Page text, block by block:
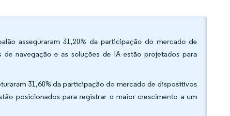
asseguraram 31,20% da participação do mercado de
navegação e as soluções de IA estão projetados para
31,60% da participação do mercado de dispositivos
posicionados para registrar o maior crescimento a um